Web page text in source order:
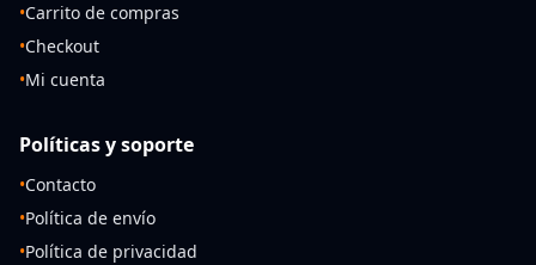
•Carrito de compras
•Checkout
•Mi cuenta
Políticas y soporte
•Contacto
•Política de envío
•Política de privacidad